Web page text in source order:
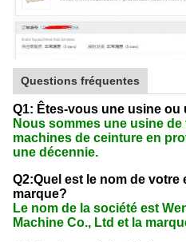
Questions fréquentes
Q1: Êtes-vous une usine
Nous sommes une usine
machines de ceinture en
une décennie.
Q2:Quel est le nom de votre
marque?
Le nom de la société est
Machine Co., Ltd et la